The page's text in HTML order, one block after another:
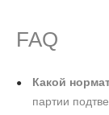
FAQ
Какой
партии